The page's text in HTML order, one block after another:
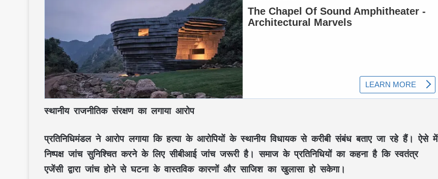
स्थानीय राजनीतिक संरक्षण का लगाया आरोप
प्रतिनिधिमंडल ने आरोप लगाया कि हत्या के आरोपियों के स्थानीय विधायक से करीबी संबंध बताए जा रहे हैं। ऐसे में
निष्पक्ष जांच सुनिश्चित करने के लिए सीबीआई जांच जरूरी है। समाज के प्रतिनिधियों का कहना है कि स्वतंत्र
एजेंसी द्वारा जांच होने से घटना के वास्तविक कारणों और साजिश का खुलासा हो सकेगा।
75 जिले, 5 करोड़ घर, एक तिरंगा! पहली बार पूरे
यूपी में होगा ‘तिरंगा कॉन्सर्ट’